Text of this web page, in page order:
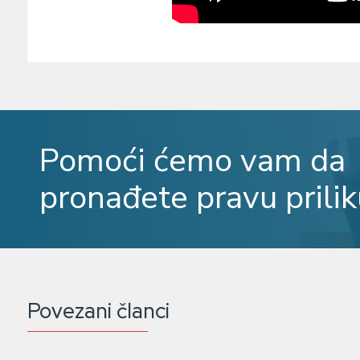
Pomoći ćemo vam da
pronađete pravu
Povezani članci